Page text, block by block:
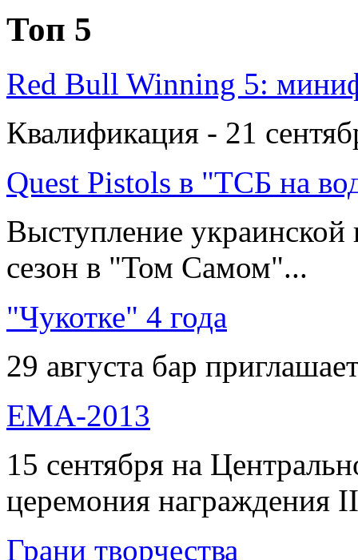
Топ 5
Red Bull Winning 5:
Квалификация - 21
Quest Pistols в "ТСБ на
Выступление
сезон в "Том Самом"...
"Чукотке" 4 года
29 августа бар
ЕМА-2013
15 сентября на
церемония награждения
Грани творчества